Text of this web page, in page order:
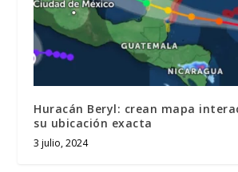
Huracán Beryl: crean mapa
su ubicación exacta
3 julio, 2024